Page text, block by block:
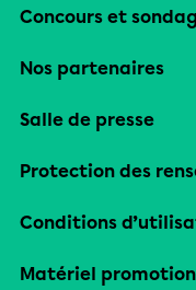
Concours et
Nos partenaires
Salle de presse
Protection des
Conditions
Matériel